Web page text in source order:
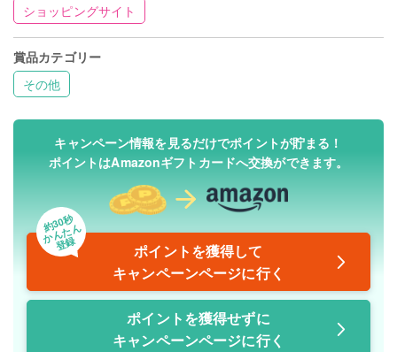
ショッピングサイト
賞品カテゴリー
その他
キャンペーン情報を見るだけでポイントが貯まる！
ポイントはAmazonギフトカードへ交換ができます。
約30秒
かんたん
登録
ポイントを獲得して
キャンペーンページに行く
ポイントを獲得せずに
キャンペーンページに行く